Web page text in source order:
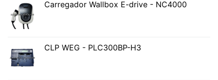
Carregador Wallbox E-drive - NC4000
CLP WEG - PLC300BP-H3